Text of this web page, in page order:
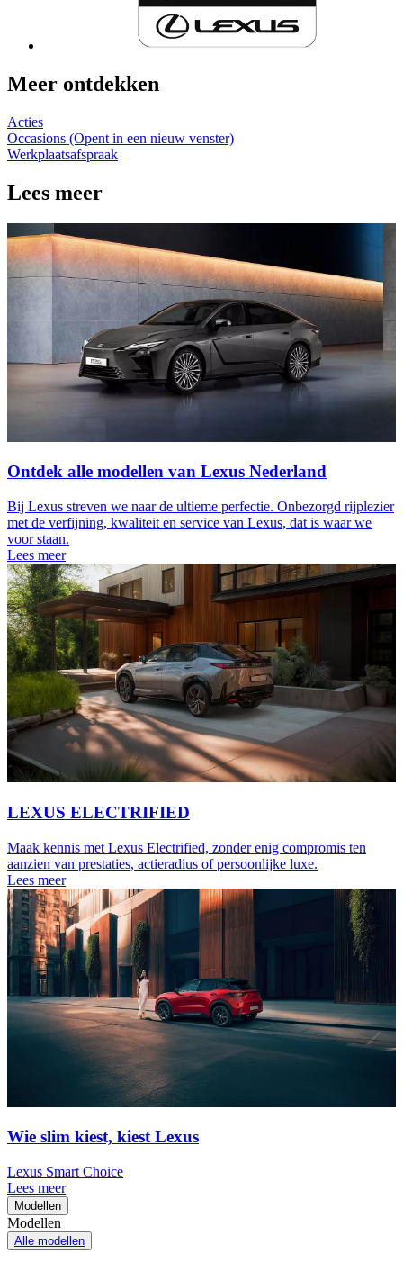
Meer ontdekken
Acties
Occasions (Opent in een nieuw venster)
Werkplaatsafspraak
Lees meer
Ontdek alle modellen van Lexus Nederland
Bij Lexus streven we naar de ultieme perfectie. Onbezorgd rijplezier
met de verfijning, kwaliteit en service van Lexus, dat is waar we
voor staan.
Lees meer
LEXUS ELECTRIFIED
Maak kennis met Lexus Electrified, zonder enig compromis ten
aanzien van prestaties, actieradius of persoonlijke luxe.
Lees meer
Wie slim kiest, kiest Lexus
Lexus Smart Choice
Lees meer
Modellen
Modellen
Alle modellen